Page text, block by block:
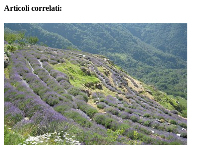
Articoli correlati: